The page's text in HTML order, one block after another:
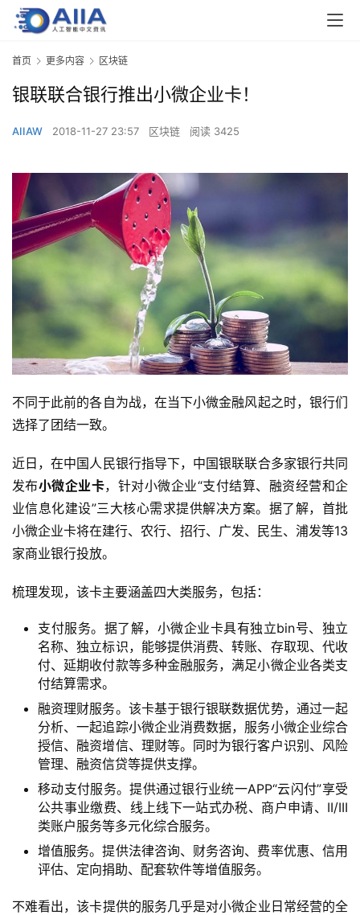
首页 更多内容 区块链
银联联合银行推出小微企业卡！
AIIAW 2018-11-27 23:57 区块链 阅读 3425
不同于此前的各自为战，在当下小微金融风起之时，银行们
选择了团结一致。
近日，在中国人民银行指导下，中国银联联合多家银行共同
发布小微企业卡，针对小微企业“支付结算、融资经营和企
业信息化建设”三大核心需求提供解决方案。据了解，首批
小微企业卡将在建行、农行、招行、广发、民生、浦发等13
家商业银行投放。
梳理发现，该卡主要涵盖四大类服务，包括：
支付服务。据了解，小微企业卡具有独立bin号、独立
名称、独立标识，能够提供消费、转账、存取现、代收
付、延期收付款等多种金融服务，满足小微企业各类支
付结算需求。
融资理财服务。该卡基于银行银联数据优势，通过一起
分析、一起追踪小微企业消费数据，服务小微企业综合
授信、融资增信、理财等。同时为银行客户识别、风险
管理、融资信贷等提供支撑。
移动支付服务。提供通过银行业统一APP“云闪付”享受
公共事业缴费、线上线下一站式办税、商户申请、II/III
类账户服务等多元化综合服务。
增值服务。提供法律咨询、财务咨询、费率优惠、信用
评估、定向捐助、配套软件等增值服务。
不难看出，该卡提供的服务几乎是对小微企业日常经营的全